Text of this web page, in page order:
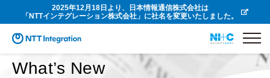
2025年12月18日より、日本情報通信株式会社は
「NTTインテグレーション株式会社」に社名を変更いたしました。
What’s New